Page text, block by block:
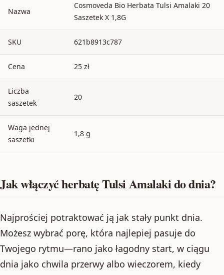
Nazwa
Cosmoveda Bio Herbata Tulsi Amalaki 20
Saszetek X 1,8G
SKU 621b8913c787
Cena 25 zł
Liczba
saszetek
20
Waga jednej
saszetki
1,8 g
Jak włączyć herbatę Tulsi Amalaki do dnia?
Najprościej potraktować ją jak stały punkt dnia.
Możesz wybrać porę, która najlepiej pasuje do
Twojego rytmu—rano jako łagodny start, w ciągu
dnia jako chwila przerwy albo wieczorem, kiedy